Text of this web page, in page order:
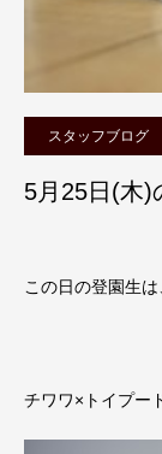
スタッフブログ
5月25日(木
この日の登園生は
チワワ×トイプー